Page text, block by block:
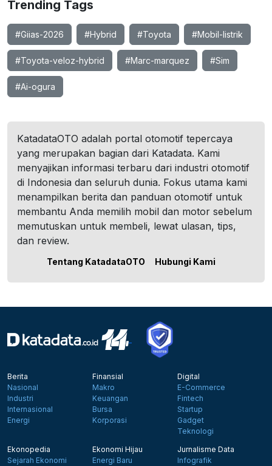
Trending Tags
#Giias-2026 #Hybrid #Toyota #Mobil-listrik
#Toyota-veloz-hybrid #Marc-marquez #Sim
#Ai-ogura
KatadataOTO adalah portal otomotif tepercaya
yang merupakan bagian dari Katadata. Kami
menyajikan informasi terbaru dari industri otomotif
di Indonesia dan seluruh dunia. Fokus utama kami
menampilkan berita dan panduan otomotif untuk
membantu Anda memilih mobil dan motor sebelum
memutuskan untuk membeli, lewat ulasan, tips,
dan review.
Tentang KatadataOTO Hubungi Kami
Berita
Nasional
Industri
Internasional
Energi
Finansial
Makro
Keuangan
Bursa
Korporasi
Digital
E-Commerce
Fintech
Startup
Gadget
Teknologi
Ekonopedia
Sejarah Ekonomi
Ekonomi Hijau
Energi Baru
Jurnalisme Data
Infografik